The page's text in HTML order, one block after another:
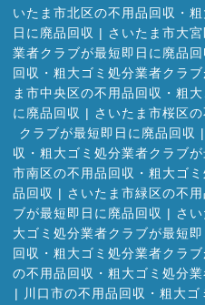
いたま市北区の不用品回収・
日に廃品回収 | さいたま市大
業者クラブが最短即日に廃品回
回収・粗大ゴミ処分業者クラ
ま市中央区の不用品回収・粗
に廃品回収 | さいたま市桜区
クラブが最短即日に廃品回収 |
収・粗大ゴミ処分業者クラブ
市南区の不用品回収・粗大ゴ
品回収 | さいたま市緑区の不
ブが最短即日に廃品回収 | さ
大ゴミ処分業者クラブが最短
回収・粗大ゴミ処分業者クラ
の不用品回収・粗大ゴミ処分
|
川口市の不用品回収・粗大